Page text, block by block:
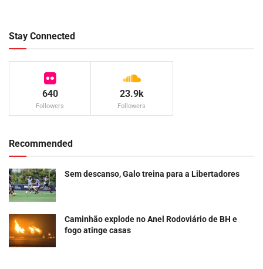
Stay Connected
640
Followers
23.9k
Followers
Recommended
Sem descanso, Galo treina para a Libertadores
Caminhão explode no Anel Rodoviário de BH e
fogo atinge casas